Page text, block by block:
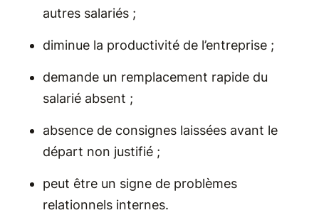
autres salariés ;
diminue la productivité de l’entreprise ;
demande un remplacement rapide du
salarié absent ;
absence de consignes laissées avant le
départ non justifié ;
peut être un signe de problèmes
relationnels internes.